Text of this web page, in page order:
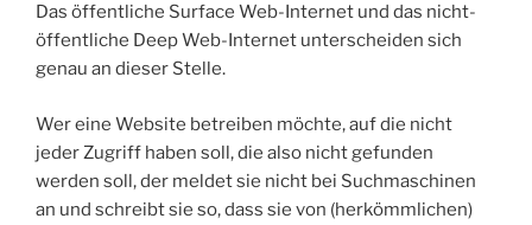
Das öffentliche Surface Web-Internet und das nicht-
öffentliche Deep Web-Internet unterscheiden sich
genau an dieser Stelle.
Wer eine Website betreiben möchte, auf die nicht
jeder Zugriff haben soll, die also nicht gefunden
werden soll, der meldet sie nicht bei Suchmaschinen
an und schreibt sie so, dass sie von (herkömmlichen)